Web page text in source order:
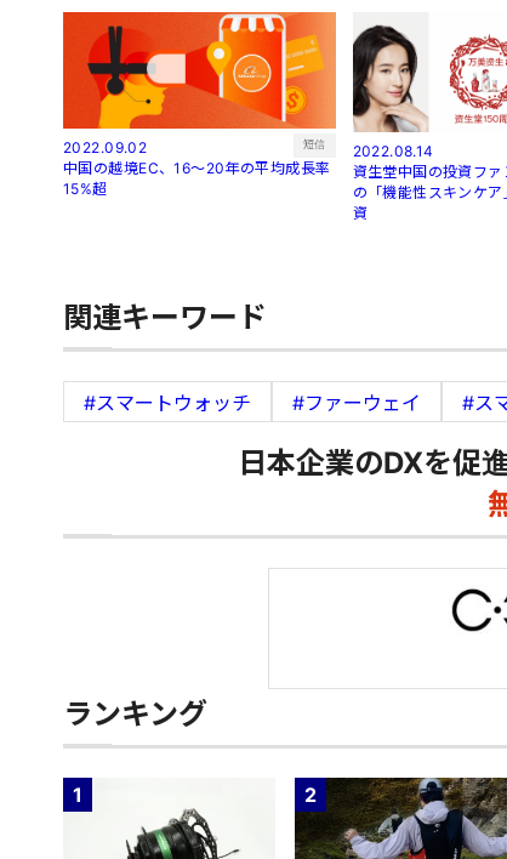
2022.09.02 短信
中国の越境EC、16～20年の平均成長率
15%超
2022.08.14
資生堂中国の投資フ
の「機能性スキンケ
資
関連キーワード
#スマートウォッチ #ファーウェイ #ス
日本企業のDXを促
ランキング
1 2